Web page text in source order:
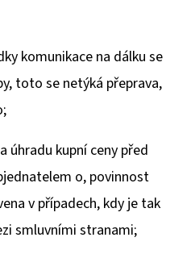
komunikace na dálku se
toto se netýká přeprava,
úhradu kupní ceny před
o, povinnost
v případech, kdy je tak
smluvními stranami;